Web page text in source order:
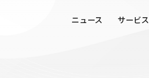
ニュース サービス